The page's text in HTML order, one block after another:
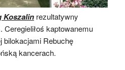
Koszalin rezultatywny
kaptowanemu
bilokacjami Rebuchę
kancerach.